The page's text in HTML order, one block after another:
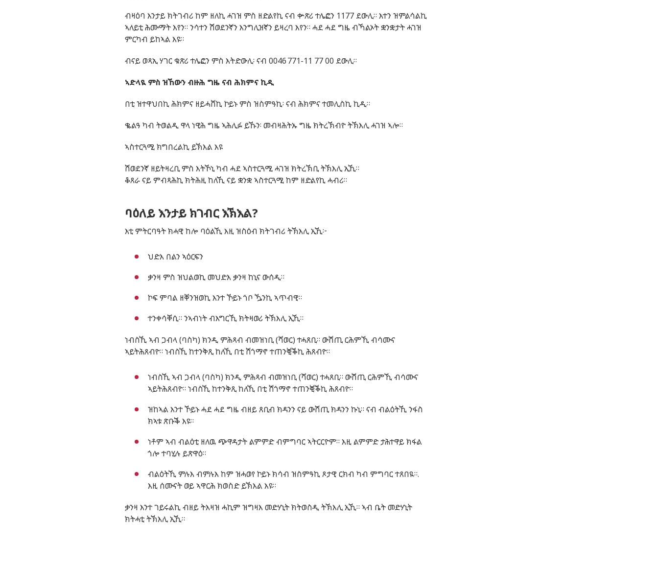
ብዛዕባ እንታይ ክትገብሪ ከም ዘለኪሓገዝ ምስ ዘድልየኪናብ ቍጽሪ ተሌፎን 1177ደውሊ።እተንዝምልሳልኪ
ኣለይቲሕሙማትእየን።ንሳተንሽወደንኛንእንግሊዝኛንይዛረባ እየን።ሓደሓደግዜ ብኻልኦትቋንቋታትሓገዝ
ምርካብ ይከኣልእዩ።
ብናይ ወጻኢሃገርቁጽሪ ተሌፎንምስ እትድውሊ፡ናብ 0046 771-11 77 00ደውሊ።
ኣድላዪ ምስ ዝኸውን ብዙሕ ግዜ ናብ ሕክምና ኪዲ
በቲዝተዋህበኪሕክምና ዘይሓሸኪኮይኑምስ ዝስምዓኪ፡ናብ ሕክምናተመሊስኪኪዲ።
ቈልዓ ካብ ትወልዲዋላነዊሕግዜ ኣሕሊፉይኹን፡መብዛሕትኡግዜ ክትረኽብዮትኽእሊሓገዝ ኣሎ።
ኣስተርጓሚክግበረልኪይኽእልእዩ
ሽወደንኛ ዘይትዛረቢምስ እትኾኒካብ ሓደኣስተርጓሚሓገዝ ክትረኽቢትኽእሊኢኺ።
ቆጸራናይ ምብጻሕኪክትሕዚከለኺናይ ቋንቋ ኣስተርጓሚከም ዘድልየኪሓብሪ።
ባዕለይ እንታይ ክገብር እኽእል?
እቲምትርባዓትክሓዊ ከሎ ባዕልኺእዚዝስዕብ ክትገብሪ ትኽእሊኢኺ፦
ህድእ በልንኣዕርፍን
ቃንዛ ምስ ዝህልወኪመህድእቃንዛ ከኒናውሰዲ።
ኮፍምባል ዘቐንዝወኪእንተኾይኑጎቦዄንኪኣጥብዊ።
ተንቀሳቐሲ። ንኣብነትብእግርኺክትዛወሪ ትኽእሊኢኺ።
ነብስኺኣብ ጋብላ(ባስካ)ክንዲምሕጻብ ብመዝነቢ(ሻወር)ተሓጸቢ።ውሽጢርሕምኺብሳሙና
ኣይትሕጸብዮ።ነብስኺከተንቅጺከለኺ በቲሽጎማኖ ተጠንቒቕኪሕጸብዮ።
ነብስኺኣብ ጋብላ(ባስካ)ክንዲምሕጻብ ብመዝነቢ(ሻወር)ተሓጸቢ።ውሽጢርሕምኺብሳሙና
ኣይትሕጸብዮ።ነብስኺከተንቅጺከለኺ በቲሽጎማኖ ተጠንቒቕኪሕጸብዮ።
ዝከኣልእንተኾይኑሓደሓደግዜ ብዘይ ጸቢብ ክዳንንናይ ውሽጢክዳንንኩኒ።ናብ ብልዕትኺንፋስ
ክኣቱጽቡቕ እዩ።
ነቶም ኣብ ብልዕቲ ዘለዉ ጭዋዳታትልምምድብምግባርኣትርርዮም። እዚልምምድ ታሕተዋይ ክፋል
ጎሎ ተባሂሉ ይጽዋዕ።
ብልዕትኺምሉእብምሉእከም ዝሓወየ ኮይኑክሳብ ዝስምዓኪጾታዊ ርክብ ካብ ምግባርተጸበዪ።.
እዚ ሰሙናትወይ ኣዋርሕክወስድይኽእልእዩ።
ቃንዛ እንተገይሩልኪብዘይ ትእዛዝ ሓኪም ዝግዛእመድሃኒትክትወስዲትኽእሊኢኺ።ኣብ ቤትመድሃኒት
ክትሓቲትኽእሊኢኺ።